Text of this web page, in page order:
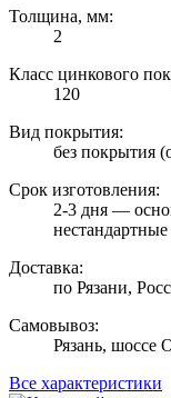
Толщина, мм:
2
Класс цинкового
120
Вид покрытия:
без покрытия
Срок изготовления:
2-3 дня —
Доставка:
по Рязани,
Самовывоз:
Рязань, шоссе
Все характеристики